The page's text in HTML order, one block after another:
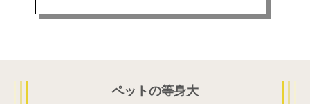
ペットの等身大